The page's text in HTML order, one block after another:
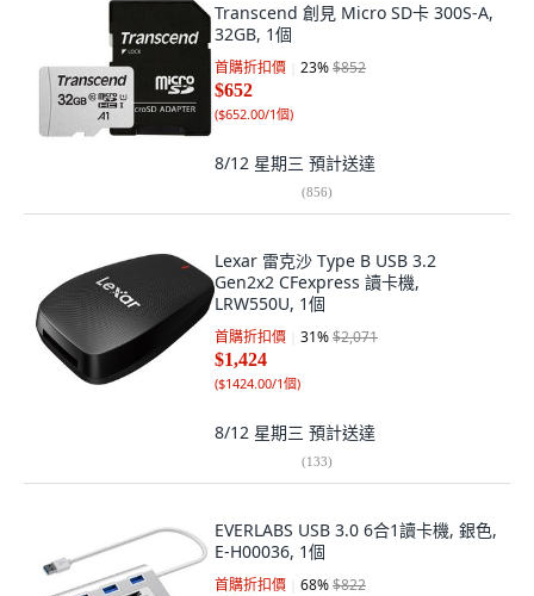
Transcend 創見 Micro SD卡 300S-A,
32GB, 1個
首購折扣價 23%$852
$652
($652.00/1個)
8/12 星期三 預計送達
(856)
Lexar 雷克沙 Type B USB 3.2
Gen2x2 CFexpress 讀卡機,
LRW550U, 1個
首購折扣價 31%$2,071
$1,424
($1424.00/1個)
8/12 星期三 預計送達
(133)
EVERLABS USB 3.0 6合1讀卡機, 銀色,
E-H00036, 1個
首購折扣價 68%$822